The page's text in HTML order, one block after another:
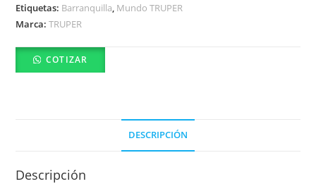
Etiquetas: Barranquilla, Mundo TRUPER
Marca:TRUPER
COTIZAR
DESCRIPCIÓN
Descripción